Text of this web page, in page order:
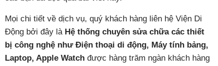
Mọi chi tiết về dịch vụ, quý khách hàng liên hệ Viện Di
Động bởi đây là Hệ thống chuyên sửa chữa các thiết
bị công nghệ như Điện thoại di động, Máy tính bảng,
Laptop, Apple Watch được hàng trăm ngàn khách hàng